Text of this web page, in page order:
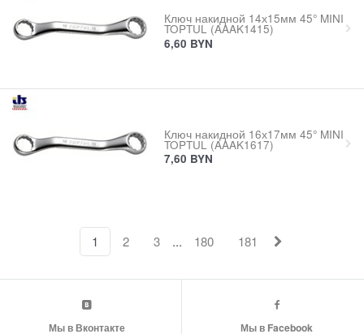
Ключ накидной 14х15мм 45° MINI
TOPTUL (AAAK1415)
6,60 BYN
Ключ накидной 16х17мм 45° MINI
TOPTUL (AAAK1617)
7,60 BYN
1 2 3 ... 180 181
Мы в Вконтакте Мы в Facebook